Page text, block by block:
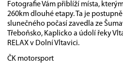
Fotografie Vám přiblíží místa,
260km dlouhé etapy. Ta je
slunečného počasí zavedla ze
Třeboňsko, Kaplicko a údolí řeky
RELAX v Dolní Vltavici.
ČK motorsport